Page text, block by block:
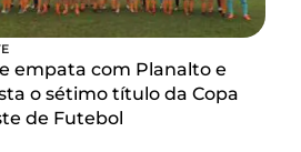
empata com Planalto e
o sétimo título da Copa
de Futebol